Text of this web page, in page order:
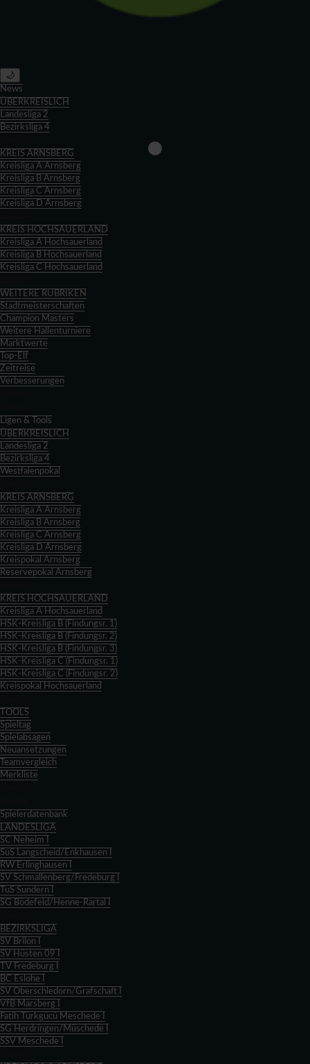
🌙
News
ÜBERKREISLICH
Landesliga 2
Bezirksliga 4
KREIS ARNSBERG
Kreisliga A Arnsberg
Kreisliga B Arnsberg
Kreisliga C Arnsberg
Kreisliga D Arnsberg
KREIS HOCHSAUERLAND
Kreisliga A Hochsauerland
Kreisliga B Hochsauerland
Kreisliga C Hochsauerland
WEITERE RUBRIKEN
Stadtmeisterschaften
Champion Masters
Weitere Hallenturniere
Marktwerte
Top-Elf
Zeitreise
Verbesserungen
Ligen & Tools
ÜBERKREISLICH
Landesliga 2
Bezirksliga 4
Westfalenpokal
KREIS ARNSBERG
Kreisliga A Arnsberg
Kreisliga B Arnsberg
Kreisliga C Arnsberg
Kreisliga D Arnsberg
Kreispokal Arnsberg
Reservepokal Arnsberg
KREIS HOCHSAUERLAND
Kreisliga A Hochsauerland
HSK-Kreisliga B (Findungsr. 1)
HSK-Kreisliga B (Findungsr. 2)
HSK-Kreisliga B (Findungsr. 3)
HSK-Kreisliga C (Findungsr. 1)
HSK-Kreisliga C (Findungsr. 2)
Kreispokal Hochsauerland
TOOLS
Spieltag
Spielabsagen
Neuansetzungen
Teamvergleich
Merkliste
Spielerdatenbank
LANDESLIGA
SC Neheim I
SuS Langscheid/Enkhausen I
RW Erlinghausen I
SV Schmallenberg/Fredeburg I
TuS Sundern I
SG Bödefeld/Henne-Rartal I
BEZIRKSLIGA
SV Brilon I
SV Hüsten 09 I
TV Fredeburg I
BC Eslohe I
SV Oberschledorn/Grafschaft I
VfB Marsberg I
Fatih Türkgücü Meschede I
SG Herdringen/Müschede I
SSV Meschede I